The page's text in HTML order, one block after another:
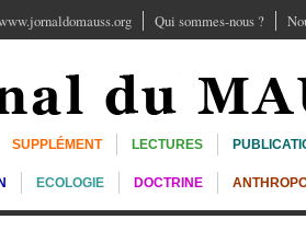
Qui sommes-nous ?
SUPPLÉMENT LECTURES
ECOLOGIE DOCTRINE